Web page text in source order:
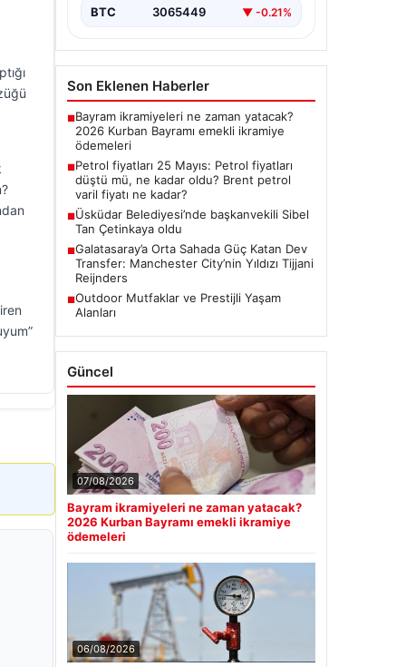
BTC 3065449 ▼ -0.21%
Son Eklenen Haberler
■Bayram ikramiyeleri ne zaman yatacak?
2026 Kurban Bayramı emekli ikramiye
ödemeleri
■Petrol fiyatları 25 Mayıs: Petrol fiyatları
düştü mü, ne kadar oldu? Brent petrol
varil fiyatı ne kadar?
■Üsküdar Belediyesi’nde başkanvekili Sibel
Tan Çetinkaya oldu
■Galatasaray’a Orta Sahada Güç Katan Dev
Transfer: Manchester City’nin Yıldızı Tijjani
Reijnders
■Outdoor Mutfaklar ve Prestijli Yaşam
Alanları
Güncel
07/08/2026
Bayram ikramiyeleri ne zaman yatacak?
2026 Kurban Bayramı emekli ikramiye
ödemeleri
06/08/2026